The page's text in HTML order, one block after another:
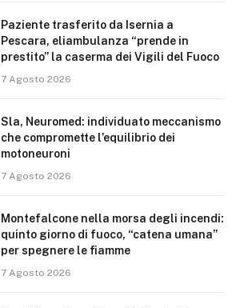
Paziente trasferito da Isernia a
Pescara, eliambulanza “prende in
prestito” la caserma dei Vigili del Fuoco
7 Agosto 2026
Sla, Neuromed: individuato meccanismo
che compromette l’equilibrio dei
motoneuroni
7 Agosto 2026
Montefalcone nella morsa degli incendi:
quinto giorno di fuoco, “catena umana”
per spegnere le fiamme
7 Agosto 2026